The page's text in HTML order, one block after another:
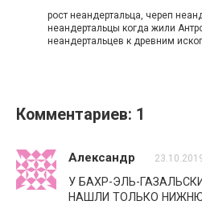
рост неандертальца, череп
неандертальцы когда жили
неандертальцев к древним
Комментариев: 1
Александр
У БАХР-ЭЛЬ-
НАШЛИ ТОЛЬКО